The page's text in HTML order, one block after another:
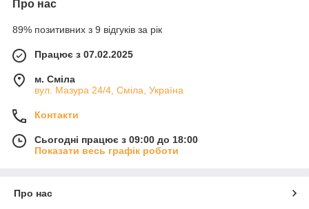
Про нас
89% позитивних з 9 відгуків за рік
Працює з 07.02.2025
м. Сміла
вул. Мазура 24/4, Сміла, Україна
Контакти
Сьогодні працює з 09:00 до 18:00
Показати весь графік роботи
Про нас